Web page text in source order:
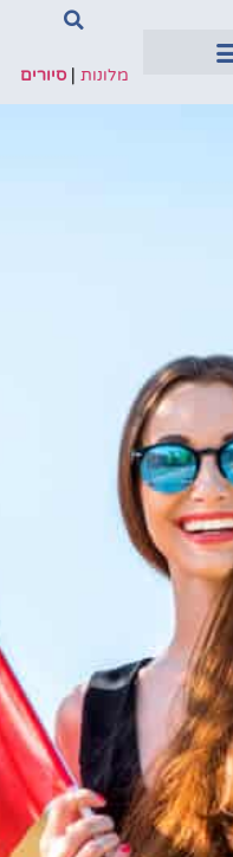
מלונות |סיורים